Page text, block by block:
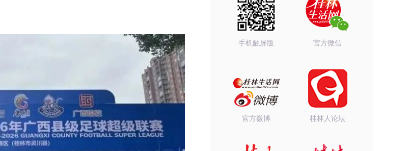
手机触屏版 官方微信
官方微博 桂林人论坛